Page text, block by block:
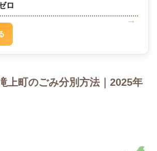
ロ
上町のごみ分別方法｜2025年